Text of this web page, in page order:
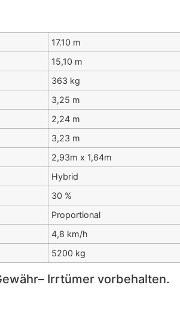
17.10 m
15,10 m
363 kg
3,25 m
2,24 m
3,23 m
2,93m x 1,64m
Hybrid
30 %
Proportional
4,8 km/h
5200 kg
Irrtümer vorbehalten.